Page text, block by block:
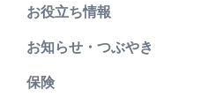
お役立ち情報
お知らせ・つぶやき
保険